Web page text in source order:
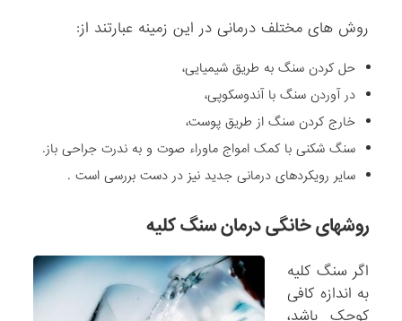
روش های مختلف درمانی در این زمینه عبارتند از:
حل کردن سنگ به طریق شیمیایی،
در آوردن سنگ با آندوسکوپی،
خارج کردن سنگ از طریق پوست،
سنگ شکنی با کمک امواج ماوراء صوت و به ندرت جراحی باز.
سایر رویکردهای درمانی جدید نیز در دست بررسی است .
روشهای خانگی درمان سنگ کلیه
اگر سنگ کلیه
به اندازه کافی
کوچک باشد،